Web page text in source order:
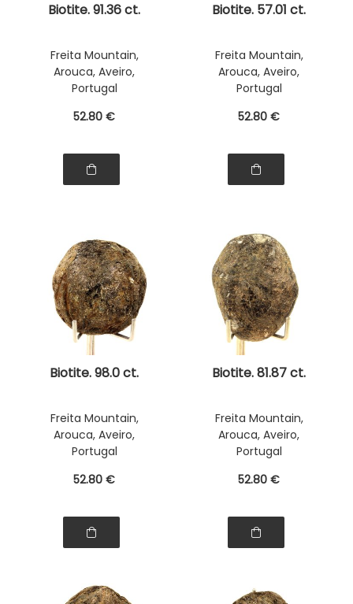
Biotite. 91.36 ct.
Freita Mountain,
Arouca, Aveiro,
Portugal
52.80 €
Biotite. 57.01 ct.
Freita Mountain,
Arouca, Aveiro,
Portugal
52.80 €
Biotite. 98.0 ct.
Freita Mountain,
Arouca, Aveiro,
Portugal
52.80 €
Biotite. 81.87 ct.
Freita Mountain,
Arouca, Aveiro,
Portugal
52.80 €